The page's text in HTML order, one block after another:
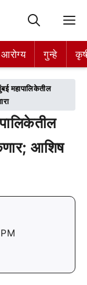
आरोग्य गुन्हे
आरोग्य गुन्हे
महापालिकेतील
आशिष